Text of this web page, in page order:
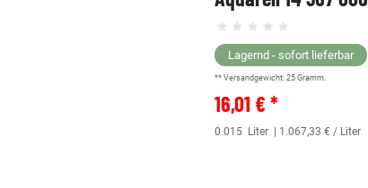
Lagernd - sofort lieferbar
** Versandgewicht: 25 Gramm.
16,01 € *
0.015 Liter | 1.067,33 € / Liter